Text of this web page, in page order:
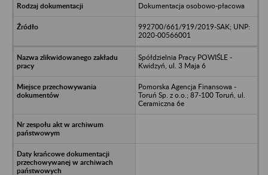
Dokumentacja osobowo-płacowa
992700/661/919/2019-SAK; UNP:
2020-00566001
Spółdzielnia Pracy POWIŚLE -
Kwidzyń, ul. 3 Maja 6
Pomorska Agencja Finansowa -
Toruń Sp. z o.o.; 87-100 Toruń, ul.
Ceramiczna 6e